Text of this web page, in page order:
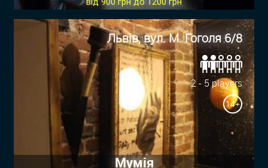
від 900 грн до 1200 грн
Львів, вул. М. Гоголя 6/8
2 - 5 players
14+
Мумія